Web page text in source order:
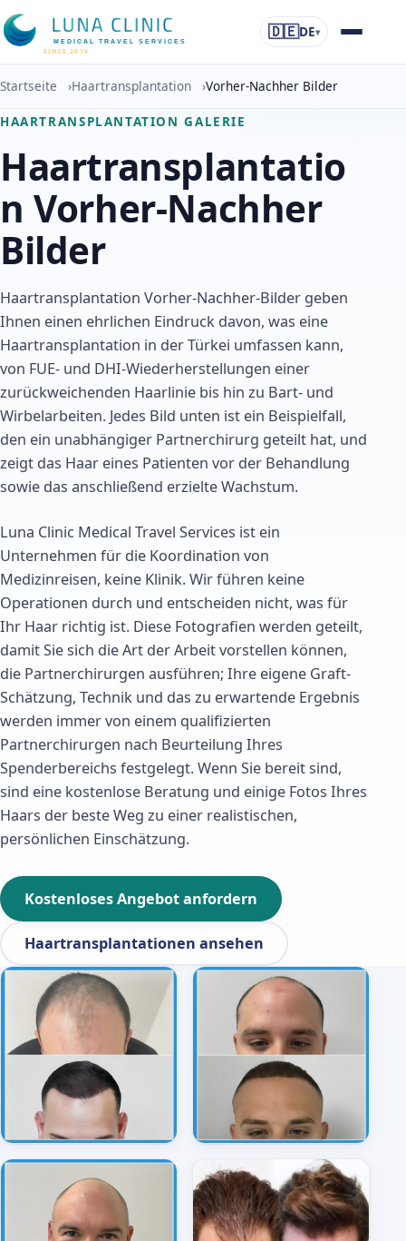
MEDICAL TRAVEL SERVICES
SINCE 2016
🇩🇪DE▾
Startseite ›Haartransplantation ›Vorher-Nachher Bilder
HAARTRANSPLANTATION GALERIE
Haartransplantatio
n Vorher-Nachher
Bilder
Haartransplantation Vorher-Nachher-Bilder geben
Ihnen einen ehrlichen Eindruck davon, was eine
Haartransplantation in der Türkei umfassen kann,
von FUE- und DHI-Wiederherstellungen einer
zurückweichenden Haarlinie bis hin zu Bart- und
Wirbelarbeiten. Jedes Bild unten ist ein Beispielfall,
den ein unabhängiger Partnerchirurg geteilt hat, und
zeigt das Haar eines Patienten vor der Behandlung
sowie das anschließend erzielte Wachstum.
Luna Clinic Medical Travel Services ist ein
Unternehmen für die Koordination von
Medizinreisen, keine Klinik. Wir führen keine
Operationen durch und entscheiden nicht, was für
Ihr Haar richtig ist. Diese Fotografien werden geteilt,
damit Sie sich die Art der Arbeit vorstellen können,
die Partnerchirurgen ausführen; Ihre eigene Graft-
Schätzung, Technik und das zu erwartende Ergebnis
werden immer von einem qualifizierten
Partnerchirurgen nach Beurteilung Ihres
Spenderbereichs festgelegt. Wenn Sie bereit sind,
sind eine kostenlose Beratung und einige Fotos Ihres
Haars der beste Weg zu einer realistischen,
persönlichen Einschätzung.
Kostenloses Angebot anfordern
Haartransplantationen ansehen